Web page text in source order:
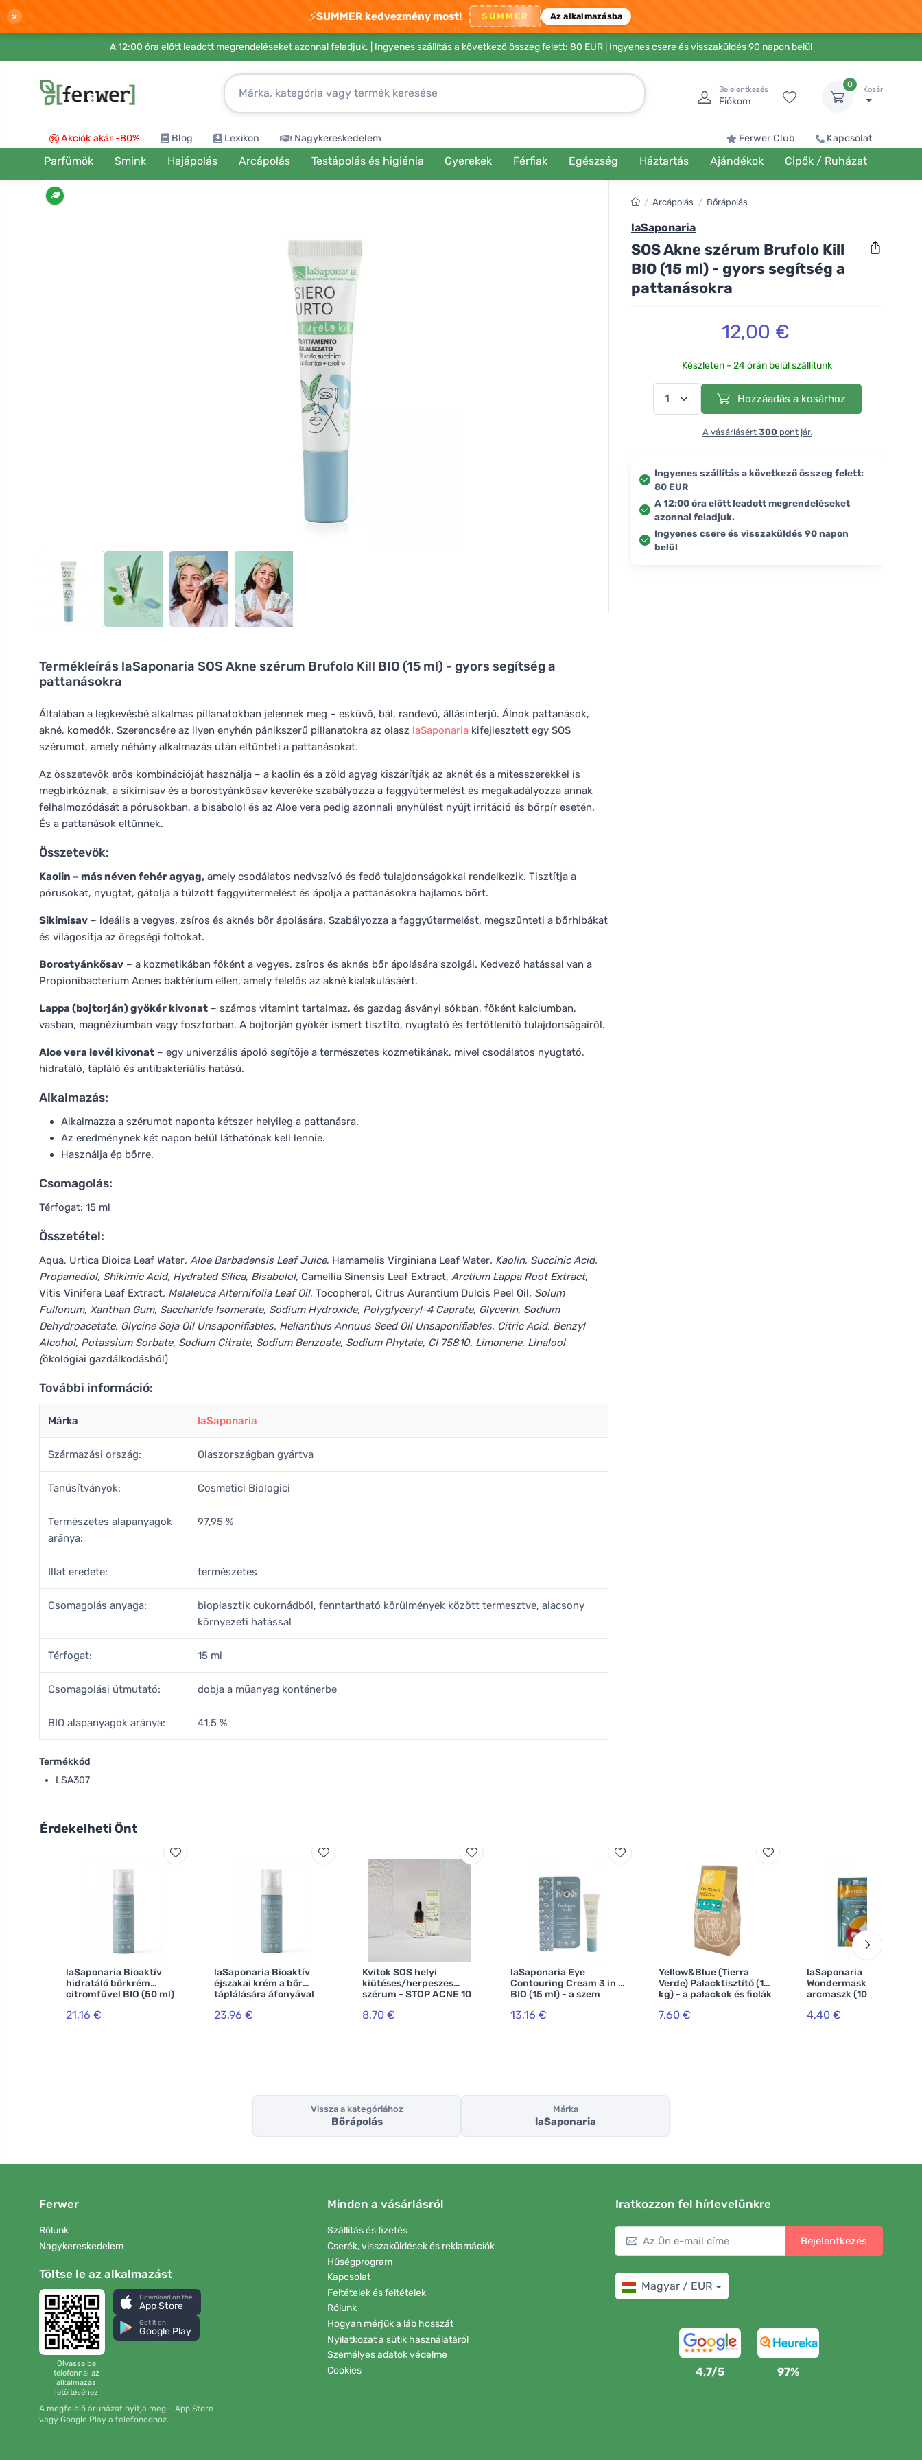
× ⚡SUMMER kedvezmény most! SUMMER Az alkalmazásba
A 12:00 óra előtt leadott megrendeléseket azonnal feladjuk. | Ingyenes szállítás a következő összeg felett: 80 EUR | Ingyenes csere és visszaküldés 90 napon belül
Bejelentkezés
Fiókom
0
Kosár
Akciók akár -80% Blog Lexikon Nagykereskedelem Ferwer Club Kapcsolat
Parfümök Smink Hajápolás Arcápolás Testápolás és higiénia Gyerekek Férfiak Egészség Háztartás Ajándékok Cipők / Ruházat
Termékleírás laSaponaria SOS Akne szérum Brufolo Kill BIO (15 ml) - gyors segítség a
pattanásokra
Általában a legkevésbé alkalmas pillanatokban jelennek meg – esküvő, bál, randevú, állásinterjú. Álnok pattanások,
akné, komedók. Szerencsére az ilyen enyhén pánikszerű pillanatokra az olasz laSaponaria kifejlesztett egy SOS
szérumot, amely néhány alkalmazás után eltünteti a pattanásokat.
Az összetevők erős kombinációját használja – a kaolin és a zöld agyag kiszárítják az aknét és a mitesszerekkel is
megbirkóznak, a sikimisav és a borostyánkősav keveréke szabályozza a faggyútermelést és megakadályozza annak
felhalmozódását a pórusokban, a bisabolol és az Aloe vera pedig azonnali enyhülést nyújt irritáció és bőrpír esetén.
És a pattanások eltűnnek.
Összetevők:
Kaolin – más néven fehér agyag, amely csodálatos nedvszívó és fedő tulajdonságokkal rendelkezik. Tisztítja a
pórusokat, nyugtat, gátolja a túlzott faggyútermelést és ápolja a pattanásokra hajlamos bőrt.
Sikimisav – ideális a vegyes, zsíros és aknés bőr ápolására. Szabályozza a faggyútermelést, megszünteti a bőrhibákat
és világosítja az öregségi foltokat.
Borostyánkősav – a kozmetikában főként a vegyes, zsíros és aknés bőr ápolására szolgál. Kedvező hatással van a
Propionibacterium Acnes baktérium ellen, amely felelős az akné kialakulásáért.
Lappa (bojtorján) gyökér kivonat – számos vitamint tartalmaz, és gazdag ásványi sókban, főként kalciumban,
vasban, magnéziumban vagy foszforban. A bojtorján gyökér ismert tisztító, nyugtató és fertőtlenítő tulajdonságairól.
Aloe vera levél kivonat – egy univerzális ápoló segítője a természetes kozmetikának, mivel csodálatos nyugtató,
hidratáló, tápláló és antibakteriális hatású.
Alkalmazás:
Alkalmazza a szérumot naponta kétszer helyileg a pattanásra.
Az eredménynek két napon belül láthatónak kell lennie.
Használja ép bőrre.
Csomagolás:
Térfogat: 15 ml
Összetétel:
Aqua, Urtica Dioica Leaf Water, Aloe Barbadensis Leaf Juice, Hamamelis Virginiana Leaf Water, Kaolin, Succinic Acid,
Propanediol, Shikimic Acid, Hydrated Silica, Bisabolol, Camellia Sinensis Leaf Extract, Arctium Lappa Root Extract,
Vitis Vinifera Leaf Extract, Melaleuca Alternifolia Leaf Oil, Tocopherol, Citrus Aurantium Dulcis Peel Oil, Solum
Fullonum, Xanthan Gum, Saccharide Isomerate, Sodium Hydroxide, Polyglyceryl-4 Caprate, Glycerin, Sodium
Dehydroacetate, Glycine Soja Oil Unsaponifiables, Helianthus Annuus Seed Oil Unsaponifiables, Citric Acid, Benzyl
Alcohol, Potassium Sorbate, Sodium Citrate, Sodium Benzoate, Sodium Phytate, CI 75810, Limonene, Linalool
(ökológiai gazdálkodásból)
További információ:
Márka laSaponaria
Származási ország: Olaszországban gyártva
Tanúsítványok: Cosmetici Biologici
Természetes alapanyagok
aránya:
97,95 %
Illat eredete: természetes
Csomagolás anyaga:
bioplasztik cukornádból, fenntartható körülmények között termesztve, alacsony
környezeti hatással
Térfogat: 15 ml
Csomagolási útmutató: dobja a műanyag konténerbe
BIO alapanyagok aránya: 41,5 %
Termékkód
LSA307
/ Arcápolás / Bőrápolás
laSaponaria
SOS Akne szérum Brufolo Kill
BIO (15 ml) - gyors segítség a
pattanásokra
12,00 €
Készleten - 24 órán belül szállítunk
Hozzáadás a kosárhoz
A vásárlásért 300pont jár.
Ingyenes szállítás a következő összeg felett:
80 EUR
A 12:00 óra előtt leadott megrendeléseket
azonnal feladjuk.
Ingyenes csere és visszaküldés 90 napon
belül
Érdekelheti Önt
laSaponaria Bioaktív
hidratáló bőrkrém
citromfűvel BIO (50 ml)
21,16 €
laSaponaria Bioaktív
éjszakai krém a bőr
táplálására áfonyával
BIO (50 ml)
23,96 €
Kvitok SOS helyi
kiütéses/herpeszes
szérum - STOP ACNE 10
8,70 €
laSaponaria Eye
Contouring Cream 3 in 1
BIO (15 ml) - a szem
alatti ráncok, karikák és
táskák ellen.
13,16 €
Yellow&Blue (Tierra
Verde) Palacktisztító (1
kg) - a palackok és fiolák
egyszerű mosásához
7,60 €
laSaponaria
Wondermask Anti-Aging
arcmaszk (10 ml)
4,40 €
Vissza a kategóriához
Bőrápolás
Márka
laSaponaria
Ferwer
Rólunk
Nagykereskedelem
Töltse le az alkalmazást
Olvassa be
telefonnal az
alkalmazás
letöltéséhez
Download on the
App Store
Get it on
Google Play
A megfelelő áruházat nyitja meg – App Store
vagy Google Play a telefonodhoz.
Minden a vásárlásról
Szállítás és fizetés
Cserék, visszaküldések és reklamációk
Hűségprogram
Kapcsolat
Feltételek és feltételek
Rólunk
Hogyan mérjük a láb hosszát
Nyilatkozat a sütik használatáról
Személyes adatok védelme
Cookies
Iratkozzon fel hírlevelünkre
Bejelentkezés
Magyar / EUR
4,7/5 97%